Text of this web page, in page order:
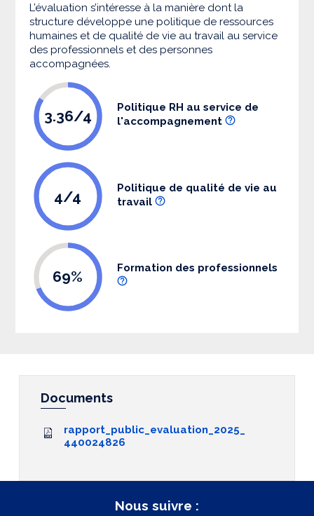
L’évaluation s’intéresse à la manière dont la
structure développe une politique de ressources
humaines et de qualité de vie au travail au service
des professionnels et des personnes
accompagnées.
3.36/4
Politique RH au service de
l'accompagnement
4/4
Politique de qualité de vie au
travail
69% Formation des professionnels
Documents
rapport_public_evaluation_2025_
440024826
Nous suivre :